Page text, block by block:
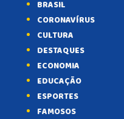
BRASIL
CORONAVÍRUS
CULTURA
DESTAQUES
ECONOMIA
EDUCAÇÃO
ESPORTES
FAMOSOS